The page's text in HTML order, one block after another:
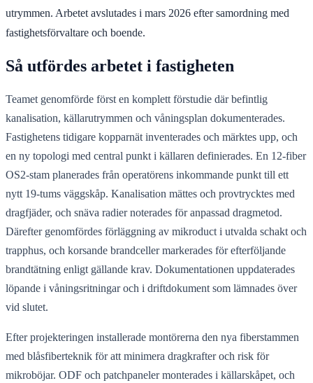
utrymmen. Arbetet avslutades i mars 2026 efter samordning med
fastighetsförvaltare och boende.
Så utfördes arbetet i fastigheten
Teamet genomförde först en komplett förstudie där befintlig
kanalisation, källarutrymmen och våningsplan dokumenterades.
Fastighetens tidigare kopparnät inventerades och märktes upp, och
en ny topologi med central punkt i källaren definierades. En 12-fiber
OS2-stam planerades från operatörens inkommande punkt till ett
nytt 19-tums väggskåp. Kanalisation mättes och provtrycktes med
dragfjäder, och snäva radier noterades för anpassad dragmetod.
Därefter genomfördes förläggning av mikroduct i utvalda schakt och
trapphus, och korsande brandceller markerades för efterföljande
brandtätning enligt gällande krav. Dokumentationen uppdaterades
löpande i våningsritningar och i driftdokument som lämnades över
vid slutet.
Efter projekteringen installerade montörerna den nya fiberstammen
med blåsfiberteknik för att minimera dragkrafter och risk för
mikroböjar. ODF och patchpaneler monterades i källarskåpet, och